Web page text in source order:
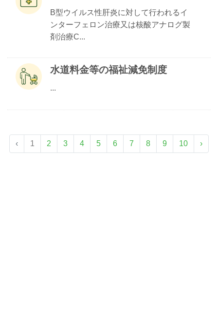
B型ウイルス性肝炎に対して行われるイ
ンターフェロン治療又は核酸アナログ製
剤治療C...
水道料金等の福祉減免制度
...
‹ 1 2 3 4 5 6 7 8 9 10 ›